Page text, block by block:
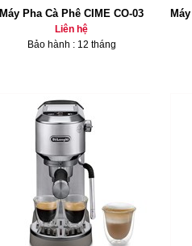
Máy Pha Cà Phê CIME CO-03
Liên hệ
Bảo hành : 12 tháng